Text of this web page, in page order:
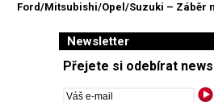
Ford/Mitsubishi/Opel/Suzuki – Záběr
Newsletter
Přejete si odebírat